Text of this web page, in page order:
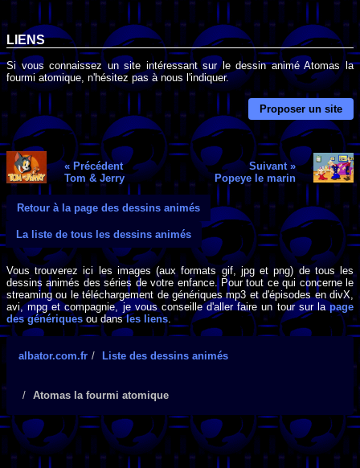
LIENS
Si vous connaissez un site intéressant sur le dessin animé Atomas la
fourmi atomique, n'hésitez pas à nous l'indiquer.
Proposer un site
« Précédent
Tom & Jerry
Suivant »
Popeye le marin
Retour à la page des dessins animés
La liste de tous les dessins animés
Vous trouverez ici les images (aux formats gif, jpg et png) de tous les
dessins animés des séries de votre enfance. Pour tout ce qui concerne le
streaming ou le téléchargement de génériques mp3 et d'épisodes en divX,
avi, mpg et compagnie, je vous conseille d'aller faire un tour sur la page
des génériques ou dansles liens.
albator.com.fr Liste des dessins animés
Atomas la fourmi atomique